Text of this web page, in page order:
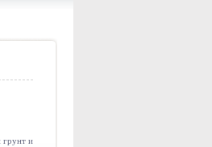
грунт и